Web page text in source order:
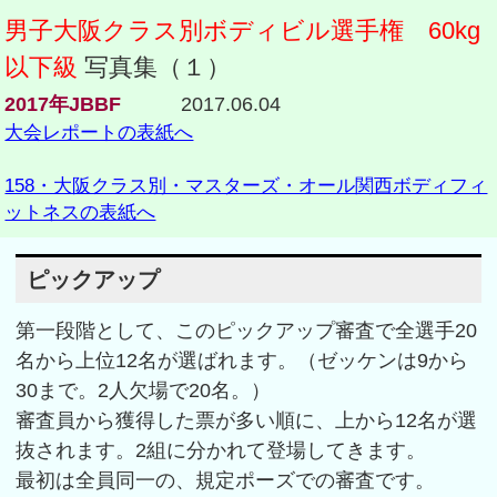
男子大阪クラス別ボディビル選手権 60kg
以下級 写真集（１）
2017年JBBF 2017.06.04
大会レポートの表紙へ
158・大阪クラス別・マスターズ・オール関西ボディフィ
ットネスの表紙へ
ピックアップ
第一段階として、このピックアップ審査で全選手20
名から上位12名が選ばれます。（ゼッケンは9から
30まで。2人欠場で20名。）
審査員から獲得した票が多い順に、上から12名が選
抜されます。2組に分かれて登場してきます。
最初は全員同一の、規定ポーズでの審査です。